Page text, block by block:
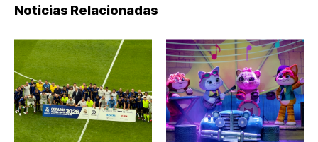
Noticias Relacionadas